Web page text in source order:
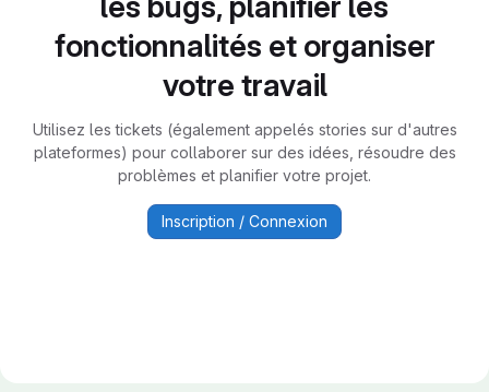
fonctionnalités et organiser
votre travail
Utilisez les tickets (également appelés stories sur d'autres
plateformes) pour collaborer sur des idées, résoudre des
problèmes et planifier votre projet.
Inscription / Connexion